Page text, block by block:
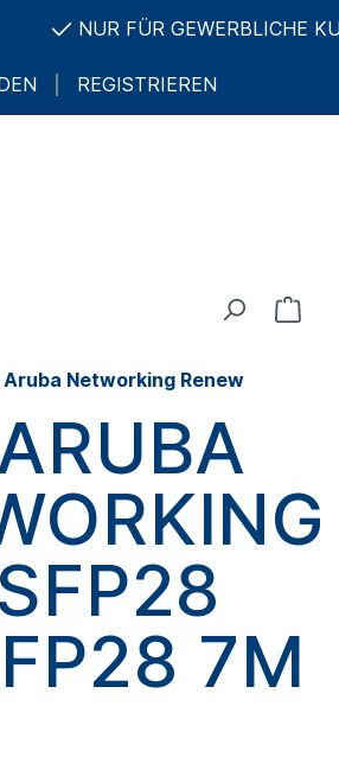
NUR FÜR GEWERBLICHE
REGISTRIEREN
Aruba Networking Renew
7M